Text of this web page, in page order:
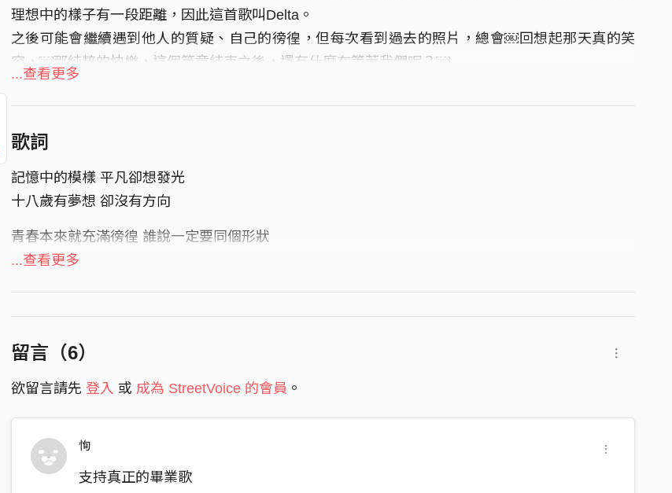
理想中的樣子有一段距離，因此這首歌叫Delta。
之後可能會繼續遇到他人的質疑、自己的徬徨，但每次看到過去的照片，總會￼回想起那天真的笑
容，￼那純粹的快樂，這個篇章結束之後，還有什麼在等著我們呢？￼
...查看更多
歌詞
記憶中的模樣 平凡卻想發光
十八歲有夢想 卻沒有方向
青春本來就充滿徬徨 誰說一定要同個形狀
過程必然會跌跌撞撞 迷失方向
長大之後 看著曾經的笑容
四處奔波 隨著理想漂流
迷霧之中 猶豫著要往哪走
所謂成功 究竟除了我 還需要誰認同
青春本來就充滿徬徨 誰說一定要同個形狀
過程必然會跌跌撞撞 迷失方向
...查看更多
留言（6）
欲留言請先 登入 或 成為 StreetVoice 的會員 。
恂
支持真正的畢業歌